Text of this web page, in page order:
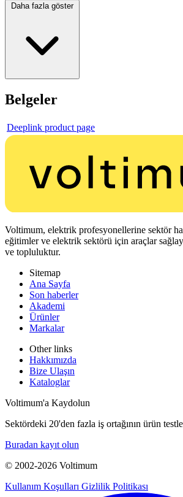
Daha fazla göster
Belgeler
Deeplink product page
Voltimum, elektrik profesyonellerine sektör
eğitimler ve elektrik sektörü için araçlar
ve topluluktur.
Sitemap
Ana Sayfa
Son haberler
Akademi
Ürünler
Markalar
Other links
Hakkımızda
Bize Ulaşın
Kataloglar
Voltimum'a Kaydolun
Sektördeki 20'den fazla iş ortağının ürün
Buradan kayıt olun
© 2002-2026 Voltimum
Kullanım Koşulları Gizlilik Politikası